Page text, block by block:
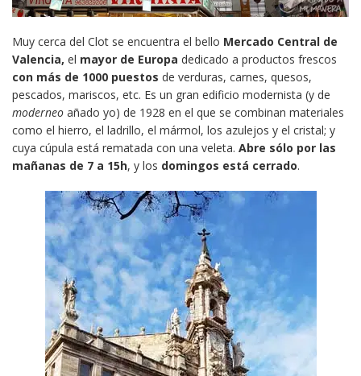
Muy cerca del Clot se encuentra el bello Mercado Central de
Valencia, el mayor de Europa dedicado a productos frescos
con más de 1000 puestos de verduras, carnes, quesos,
pescados, mariscos, etc. Es un gran edificio modernista (y de
moderneo añado yo) de 1928 en el que se combinan materiales
como el hierro, el ladrillo, el mármol, los azulejos y el cristal; y
cuya cúpula está rematada con una veleta. Abre sólo por las
mañanas de 7 a 15h, y los domingos está cerrado.